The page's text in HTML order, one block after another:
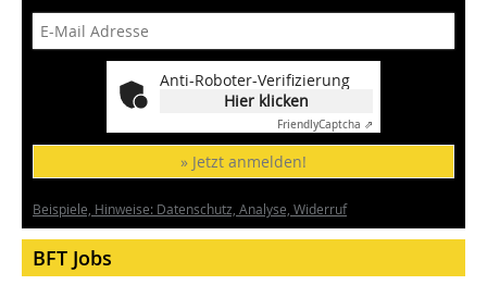
Anti-Roboter-Verifizierung
Hier klicken
FriendlyCaptcha ⇗
» Jetzt anmelden!
Beispiele, Hinweise: Datenschutz, Analyse, Widerruf
BFT Jobs